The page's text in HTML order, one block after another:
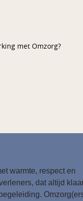
met Omzorg?
warmte, respect en
dat altijd